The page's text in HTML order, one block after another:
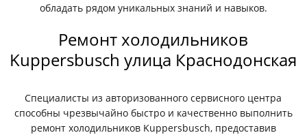
обладать рядом уникальных знаний и навыков.
Ремонт холодильников
Kuppersbusch улица Краснодонская
Специалисты из авторизованного сервисного центра
способны чрезвычайно быстро и качественно выполнить
ремонт холодильников Kuppersbusch, предоставив